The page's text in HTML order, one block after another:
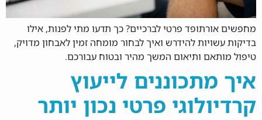
מחפשים אורתופד פרטי לברכיים? כך תדעו מתי לפנות, אילו
בדיקות עשויות להידרש ואיך לבחור מומחה זמין לאבחון מדויק,
טיפול מותאם ותיאום המשך מהיר ובטוח עבורכם.
איך מתכוננים לייעוץ
קרדיולוגי פרטי נכון יותר